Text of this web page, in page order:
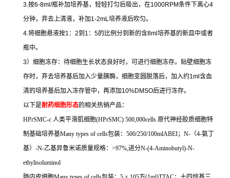
3. 按6-8ml/瓶补加培养基，轻轻打匀后吸出，在1000RPM条件下离心4
分钟，弃去上清液，补加1-2mL 培养液后吹匀。
4. 将细胞悬液按1 ： 2到 1 ： 5的比例分到新的含8ml培养基的新皿中或者
瓶中。
3）细胞冻存：待细胞生长状态良好时，可进行细胞冻存。贴壁细胞冻
存时，弃去培养基后加入少量胰酶，细胞变圆脱落后，加入约1ml含血
清的培养基后加入冻存管中，再添加10%DMSO后进行冻存。
以下是耐药细胞形态的相关热销产品：
HPrSMC-c 人类平滑肌细胞(HPrSMC) 500,000cells 原代神经胶质细胞特
制基础培养基Many types of cells包装： 500/250/100mlABEI； N- （4-氨丁
基） -N-乙基异鲁米诺质量规格： >97%, 进分N-(4-Aminobutyl)-N-
ethylisoluminol